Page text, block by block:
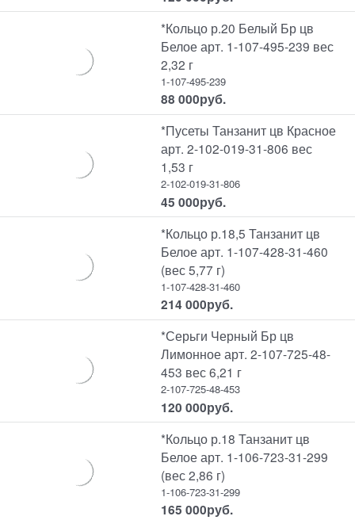
*Кольцо р.20 Белый Бр цв
Белое арт. 1-107-495-239 вес
2,32 г
1-107-495-239
88 000руб.
*Пусеты Танзанит цв Красное
арт. 2-102-019-31-806 вес
1,53 г
2-102-019-31-806
45 000руб.
*Кольцо р.18,5 Танзанит цв
Белое арт. 1-107-428-31-460
(вес 5,77 г)
1-107-428-31-460
214 000руб.
*Серьги Черный Бр цв
Лимонное арт. 2-107-725-48-
453 вес 6,21 г
2-107-725-48-453
120 000руб.
*Кольцо р.18 Танзанит цв
Белое арт. 1-106-723-31-299
(вес 2,86 г)
1-106-723-31-299
165 000руб.